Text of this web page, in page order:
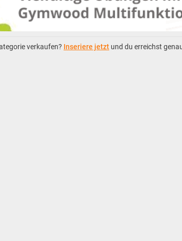
verkaufen? Inseriere jetzt und du erreichst